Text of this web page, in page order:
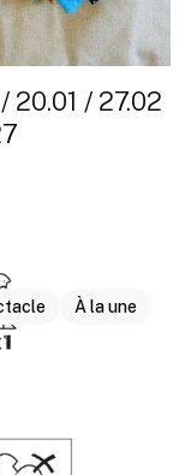
20.01 / 27.02
À la une